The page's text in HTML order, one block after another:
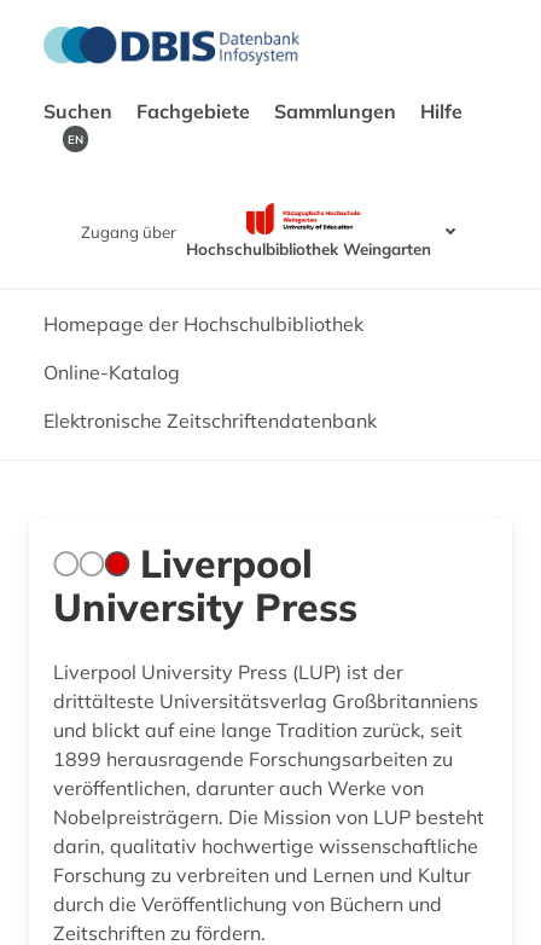
Suchen Fachgebiete Sammlungen Hilfe
EN
Zugang über
Hochschulbibliothek Weingarten
Homepage der Hochschulbibliothek
Online-Katalog
Elektronische Zeitschriftendatenbank
Liverpool
University Press
Liverpool University Press (LUP) ist der
drittälteste Universitätsverlag Großbritanniens
und blickt auf eine lange Tradition zurück, seit
1899 herausragende Forschungsarbeiten zu
veröffentlichen, darunter auch Werke von
Nobelpreisträgern. Die Mission von LUP besteht
darin, qualitativ hochwertige wissenschaftliche
Forschung zu verbreiten und Lernen und Kultur
durch die Veröffentlichung von Büchern und
Zeitschriften zu fördern.